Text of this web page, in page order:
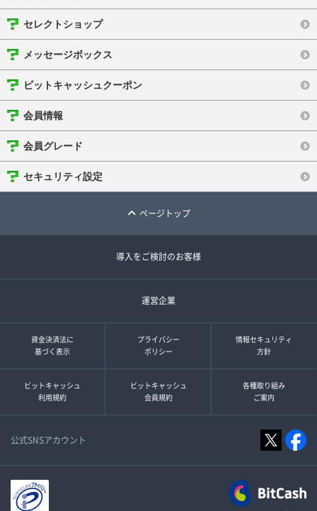
セレクトショップ
メッセージボックス
ビットキャッシュクーポン
会員情報
会員グレード
セキュリティ設定
ページトップ
導入をご検討のお客様
運営企業
資金決済法に
基づく表示
プライバシー
ポリシー
情報セキュリティ
方針
ビットキャッシュ
利用規約
ビットキャッシュ
会員規約
各種取り組み
ご案内
公式SNSアカウント